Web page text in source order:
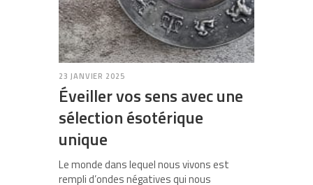
23 JANVIER 2025
Éveiller vos sens avec une
sélection ésotérique
unique
Le monde dans lequel nous vivons est
rempli d’ondes négatives qui nous